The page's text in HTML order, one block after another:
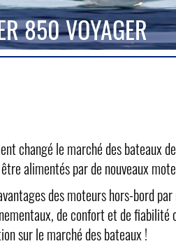
850 VOYAGER
changé le marché des bateaux
alimentés par de nouveaux
des moteurs hors-bord
de confort et de
sur le marché des bateaux !